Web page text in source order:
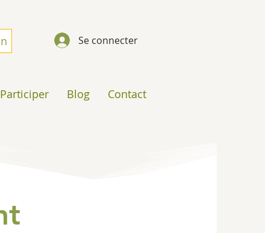
Se connecter
Participer Blog Contact